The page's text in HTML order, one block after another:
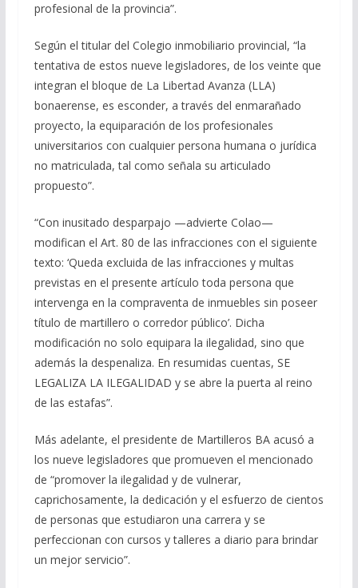
profesional de la provincia”.
Según el titular del Colegio inmobiliario provincial, “la
tentativa de estos nueve legisladores, de los veinte que
integran el bloque de La Libertad Avanza (LLA)
bonaerense, es esconder, a través del enmarañado
proyecto, la equiparación de los profesionales
universitarios con cualquier persona humana o jurídica
no matriculada, tal como señala su articulado
propuesto”.
“Con inusitado desparpajo —advierte Colao—
modifican el Art. 80 de las infracciones con el siguiente
texto: ‘Queda excluida de las infracciones y multas
previstas en el presente artículo toda persona que
intervenga en la compraventa de inmuebles sin poseer
título de martillero o corredor público’. Dicha
modificación no solo equipara la ilegalidad, sino que
además la despenaliza. En resumidas cuentas, SE
LEGALIZA LA ILEGALIDAD y se abre la puerta al reino
de las estafas”.
Más adelante, el presidente de Martilleros BA acusó a
los nueve legisladores que promueven el mencionado
de “promover la ilegalidad y de vulnerar,
caprichosamente, la dedicación y el esfuerzo de cientos
de personas que estudiaron una carrera y se
perfeccionan con cursos y talleres a diario para brindar
un mejor servicio”.